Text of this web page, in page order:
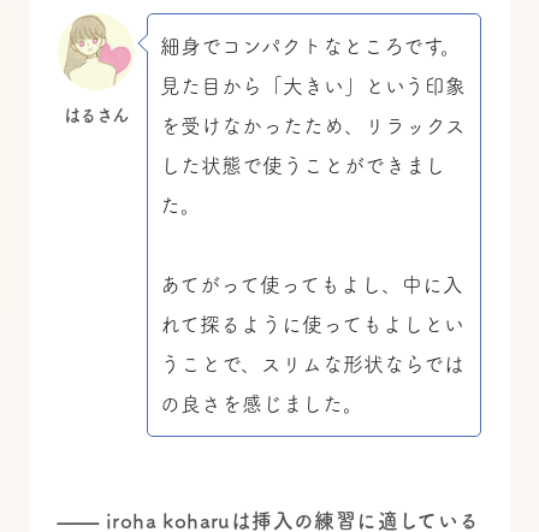
はるさん
細身でコンパクトなところです。
見た目から「大きい」という印象
を受けなかったため、リラックス
した状態で使うことができまし
た。
あてがって使ってもよし、中に入
れて探るように使ってもよしとい
うことで、スリムな形状ならでは
の良さを感じました。
—— iroha koharuは挿入の練習に適している